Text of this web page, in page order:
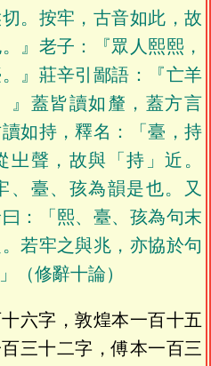
。按牢，古音如此，故
』老子：『眾人熙熙，
』莊辛引鄙語：『亡羊
』蓋皆讀如釐，蓋方言
如持，釋名：「臺，持
聲，故與「持」近。
、臺、孩為韻是也。又
：「熙、臺、孩為句末
若牢之與兆，亦協於句
（修辭十論）
六字，敦煌本一百十五
三十二字，傅本一百三